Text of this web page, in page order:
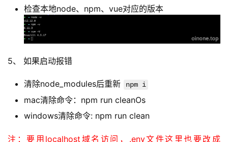
检查本地node、npm、vue对应的版本
5、 如果启动报错
清除node_modules后重新 npm i
mac清除命令：npm run cleanOs
windows清除命令: npm run clean
注：要用localhost域名访问，.env文件这里也要改成